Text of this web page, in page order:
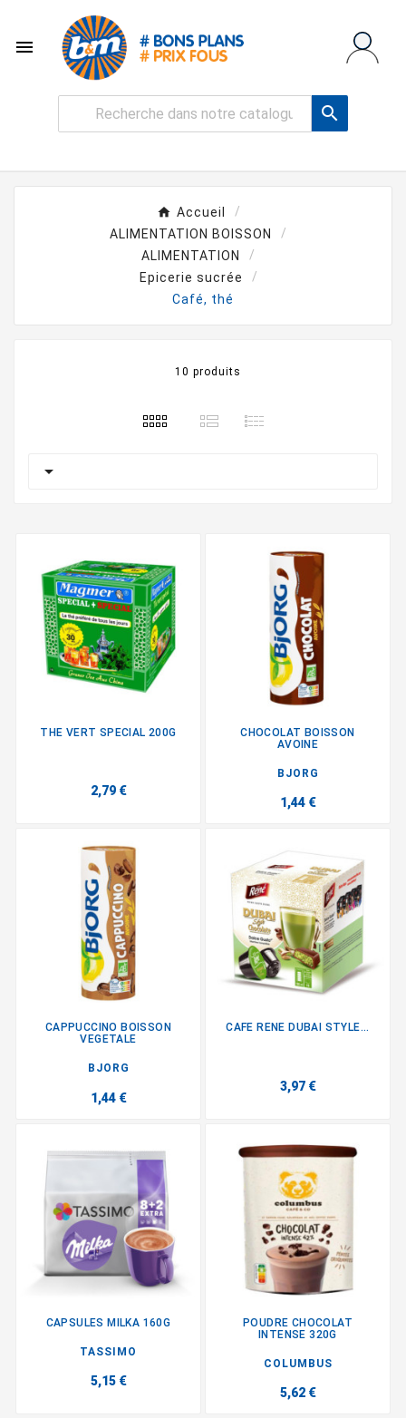


Accueil
ALIMENTATION BOISSON
ALIMENTATION
Epicerie sucrée
Café, thé
10 produits

THE VERT SPECIAL 200G
2,79 €
CHOCOLAT BOISSON
AVOINE
BJORG
1,44 €
CAPPUCCINO BOISSON
VEGETALE
BJORG
1,44 €
CAFE RENE DUBAI STYLE...
3,97 €
CAPSULES MILKA 160G
TASSIMO
5,15 €
POUDRE CHOCOLAT
INTENSE 320G
COLUMBUS
5,62 €